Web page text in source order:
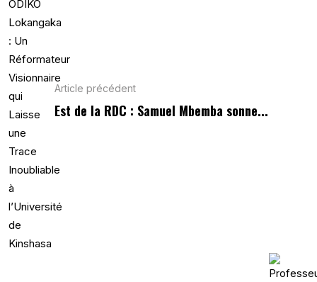
Article précédent
Est de la RDC : Samuel Mbemba sonne...